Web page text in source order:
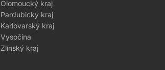
Olomoucký kraj
Pardubický kraj
Karlovarský kraj
Vysočina
Zlínský kraj